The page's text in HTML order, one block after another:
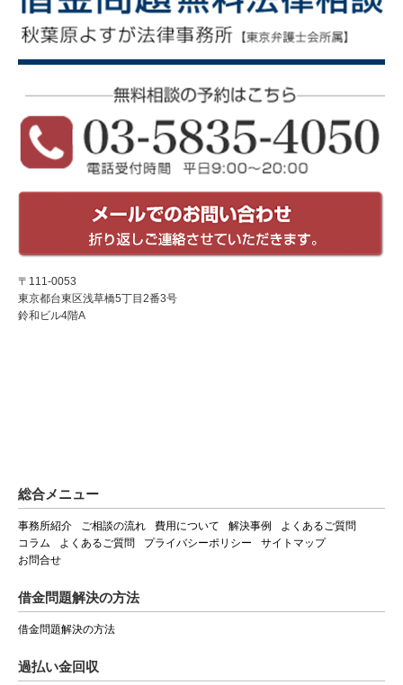
〒111-0053
東京都台東区浅草橋5丁目2番3号
鈴和ビル4階A
総合メニュー
事務所紹介 ご相談の流れ 費用について 解決事例
よくあるご質問
コラム
よくあるご質問 プライバシーポリシー
サイトマップ
お問合せ
借金問題解決の方法
借金問題解決の方法
過払い金回収